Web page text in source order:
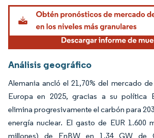
Análisis geográfico
Alemania ancló el 21,70% del mercado
Europa en 2025, gracias a su política
elimina progresivamente el carbón para
energía nuclear. El gasto de EUR 1.600
millones) de EnBW en 1,34 GW de